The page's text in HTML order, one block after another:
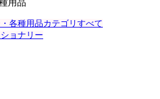
用品
各種用品カテゴリすべて
ョナリー